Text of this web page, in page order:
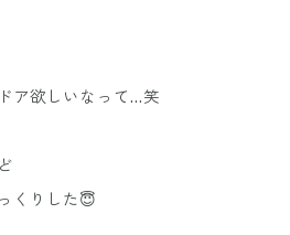
ア欲しいなって...笑
くりした😇